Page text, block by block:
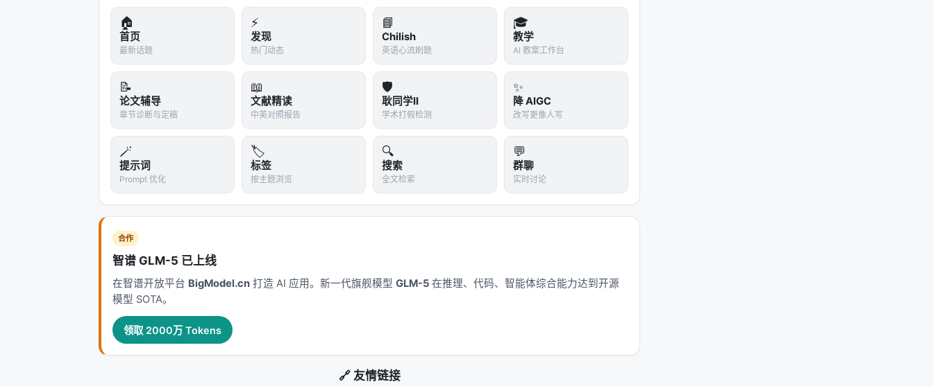
🏠
首页
最新话题
⚡
发现
热门动态
📘
Chilish
英语心流刷题
🎓
教学
AI 教案工作台
📝
论文辅导
章节诊断与定稿
📖
文献精读
中英对照报告
🛡️
耿同学II
学术打假检测
✨
降 AIGC
改写更像人写
🪄
提示词
Prompt 优化
🏷️
标签
按主题浏览
🔍
搜索
全文检索
💬
群聊
实时讨论
合作
智谱 GLM-5 已上线
在智谱开放平台 BigModel.cn 打造 AI 应用。新一代旗舰模型 GLM-5 在推理、代码、智能体综合能力达到开源
模型 SOTA。
领取 2000万 Tokens
🔗 友情链接